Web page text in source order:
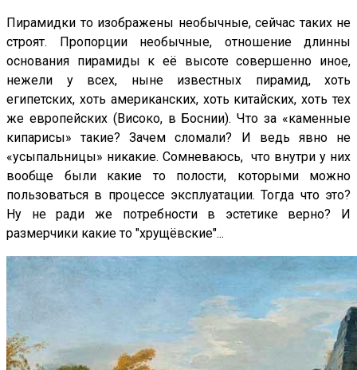
Пирамидки то изображены необычные, сейчас таких не
строят. Пропорции необычные, отношение длинны
основания пирамиды к её высоте совершенно иное,
нежели у всех, ныне известных пирамид, хоть
египетских, хоть американских, хоть китайских, хоть тех
же европейских (Високо, в Боснии). Что за «каменные
кипарисы» такие? Зачем сломали? И ведь явно не
«усыпальницы» никакие. Сомневаюсь, что внутри у них
вообще были какие то полости, которыми можно
пользоваться в процессе эксплуатации. Тогда что это?
Ну не ради же потребности в эстетике верно? И
размерчики какие то "хрущёвские"...